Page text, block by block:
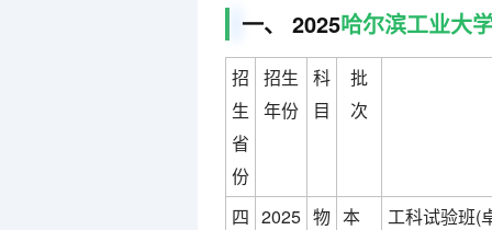
一、 2025哈尔滨工业大
招
生
省
份
招生
年份
科
目
批
次
四 2025 物 本
工科试验班(